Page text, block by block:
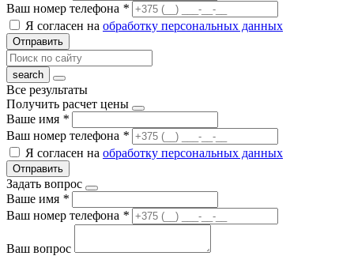
Ваш номер телефона *
Я согласен на обработку персональных данных
Отправить
Все результаты
Получить расчет цены
Ваше имя *
Ваш номер телефона *
Я согласен на обработку персональных данных
Отправить
Задать вопрос
Ваше имя *
Ваш номер телефона *
Ваш вопрос